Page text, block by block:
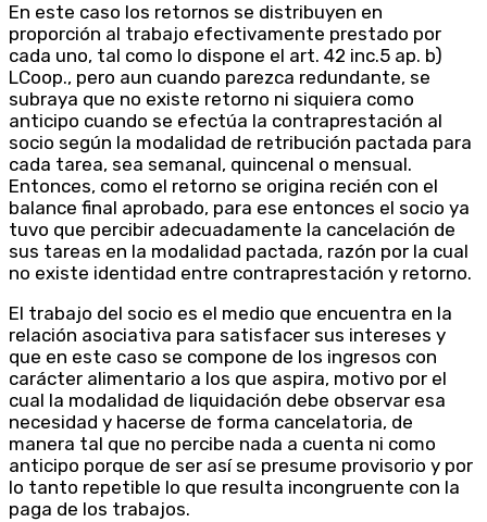
En este caso los retornos se distribuyen en
proporción al trabajo efectivamente prestado por
cada uno, tal como lo dispone el art. 42 inc.5 ap. b)
LCoop., pero aun cuando parezca redundante, se
subraya que no existe retorno ni siquiera como
anticipo cuando se efectúa la contraprestación al
socio según la modalidad de retribución pactada para
cada tarea, sea semanal, quincenal o mensual.
Entonces, como el retorno se origina recién con el
balance final aprobado, para ese entonces el socio ya
tuvo que percibir adecuadamente la cancelación de
sus tareas en la modalidad pactada, razón por la cual
no existe identidad entre contraprestación y retorno.
El trabajo del socio es el medio que encuentra en la
relación asociativa para satisfacer sus intereses y
que en este caso se compone de los ingresos con
carácter alimentario a los que aspira, motivo por el
cual la modalidad de liquidación debe observar esa
necesidad y hacerse de forma cancelatoria, de
manera tal que no percibe nada a cuenta ni como
anticipo porque de ser así se presume provisorio y por
lo tanto repetible lo que resulta incongruente con la
paga de los trabajos.